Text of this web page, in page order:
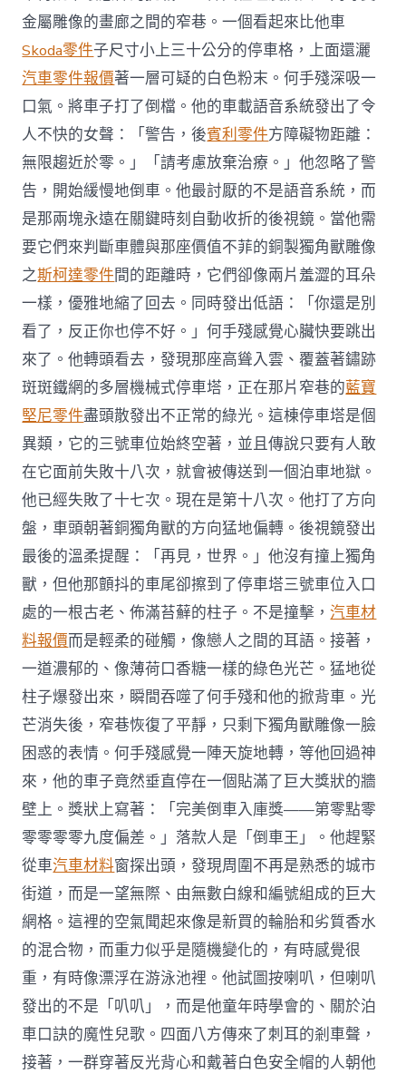
金屬雕像的畫廊之間的窄巷。一個看起來比他車
Skoda零件子尺寸小上三十公分的停車格，上面還灑
汽車零件報價著一層可疑的白色粉末。何手殘深吸一
口氣。將車子打了倒檔。他的車載語音系統發出了令
人不快的女聲：「警告，後賓利零件方障礙物距離：
無限趨近於零。」「請考慮放棄治療。」他忽略了警
告，開始緩慢地倒車。他最討厭的不是語音系統，而
是那兩塊永遠在關鍵時刻自動收折的後視鏡。當他需
要它們來判斷車體與那座價值不菲的銅製獨角獸雕像
之斯柯達零件間的距離時，它們卻像兩片羞澀的耳朵
一樣，優雅地縮了回去。同時發出低語：「你還是別
看了，反正你也停不好。」何手殘感覺心臟快要跳出
來了。他轉頭看去，發現那座高聳入雲、覆蓋著鏽跡
斑斑鐵網的多層機械式停車塔，正在那片窄巷的藍寶
堅尼零件盡頭散發出不正常的綠光。這棟停車塔是個
異類，它的三號車位始終空著，並且傳說只要有人敢
在它面前失敗十八次，就會被傳送到一個泊車地獄。
他已經失敗了十七次。現在是第十八次。他打了方向
盤，車頭朝著銅獨角獸的方向猛地偏轉。後視鏡發出
最後的溫柔提醒：「再見，世界。」他沒有撞上獨角
獸，但他那顫抖的車尾卻擦到了停車塔三號車位入口
處的一根古老、佈滿苔蘚的柱子。不是撞擊，汽車材
料報價而是輕柔的碰觸，像戀人之間的耳語。接著，
一道濃郁的、像薄荷口香糖一樣的綠色光芒。猛地從
柱子爆發出來，瞬間吞噬了何手殘和他的掀背車。光
芒消失後，窄巷恢復了平靜，只剩下獨角獸雕像一臉
困惑的表情。何手殘感覺一陣天旋地轉，等他回過神
來，他的車子竟然垂直停在一個貼滿了巨大獎狀的牆
壁上。獎狀上寫著：「完美倒車入庫獎——第零點零
零零零零九度偏差。」落款人是「倒車王」。他趕緊
從車汽車材料窗探出頭，發現周圍不再是熟悉的城市
街道，而是一望無際、由無數白線和編號組成的巨大
網格。這裡的空氣聞起來像是新買的輪胎和劣質香水
的混合物，而重力似乎是隨機變化的，有時感覺很
重，有時像漂浮在游泳池裡。他試圖按喇叭，但喇叭
發出的不是「叭叭」，而是他童年時學會的、關於泊
車口訣的魔性兒歌。四面八方傳來了刺耳的剎車聲，
接著，一群穿著反光背心和戴著白色安全帽的人朝他